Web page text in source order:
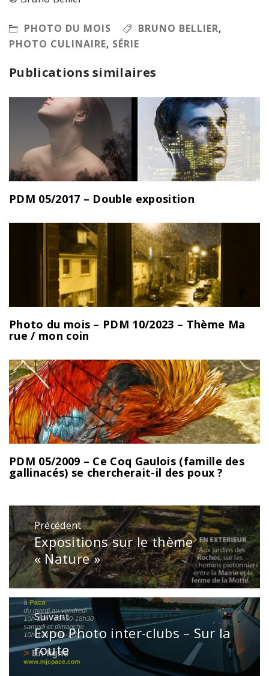
PHOTO DU MOIS BRUNO BELLIER,
PHOTO CULINAIRE, SÉRIE
Publications similaires
PDM 05/2017 – Double exposition
Photo du mois – PDM 10/2023 – Thème Ma
rue / mon coin
PDM 05/2009 – Ce Coq Gaulois (famille des
gallinacés) se chercherait-il des poux ?
Navigation
de
l’article
Précédent
Publication
précédente
:
Expositions sur le thème
« Nature »
Suivant
Publication
suivante
:
Expo Photo inter-clubs – Sur la
route